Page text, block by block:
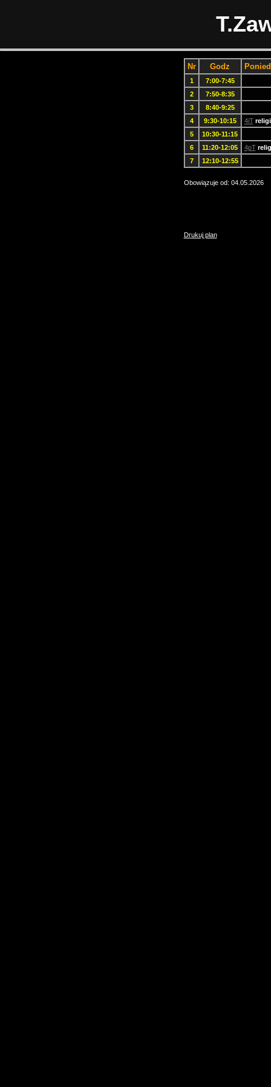
Nr Godz
1
7:00-7:45
2
7:50-8:35
3
8:40-9:25
4
9:30-10:15 4iT
5
10:30-11:15
6
11:20-12:05 4pT
7
12:10-12:55
Obowiązuje od: 04.05.2026
Drukuj plan